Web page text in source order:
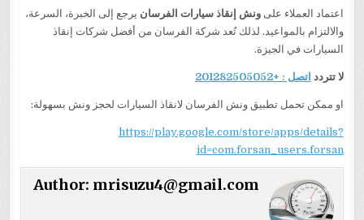
اعتماد العملاء علىونش إنقاذ سيارات الفرسان يرجع إلى الخبرة، السرعة،
والالتزام بالمواعيد. لذلك تُعد شركة الفرسان من أفضل شركات إنقاذ
السيارات في الجيزة.
لا تتردد اتصل : +201282505052
او ممكن تحمل تطبيق ونش الفرسان لانقاذ السيارات لحجز ونش بسهولة:
https://play.google.com/store/apps/details?
id=com.forsan_users.forsan
Author: mrisuzu4@gmail.com